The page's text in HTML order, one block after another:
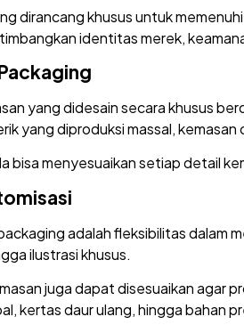
dirancang khusus untuk
identitas merek,
yang didesain secara khusus
yang diproduksi massal,
bisa menyesuaikan setiap detail
adalah fleksibilitas dalam
ilustrasi khusus.
juga dapat disesuaikan agar
kertas daur ulang, hingga bahan